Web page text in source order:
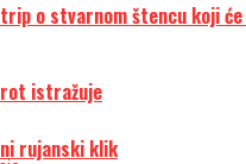
o stvarnom štencu koji
istražuje
rujanski klik